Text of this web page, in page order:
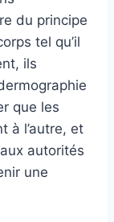
du principe
tel qu’il
ils
que les
à l’autre, et
autorités
une